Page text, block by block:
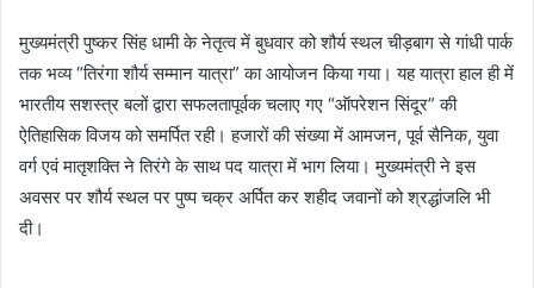
मुख्यमंत्री पुष्कर सिंह धामी के नेतृत्व में बुधवार को शौर्य स्थल चीड़बाग से गांधी पार्क
तक भव्य “तिरंगा शौर्य सम्मान यात्रा” का आयोजन किया गया। यह यात्रा हाल ही में
भारतीय सशस्त्र बलों द्वारा सफलतापूर्वक चलाए गए “ऑपरेशन सिंदूर” की
ऐतिहासिक विजय को समर्पित रही। हजारों की संख्या में आमजन, पूर्व सैनिक, युवा
वर्ग एवं मातृशक्ति ने तिरंगे के साथ पद यात्रा में भाग लिया। मुख्यमंत्री ने इस
अवसर पर शौर्य स्थल पर पुष्प चक्र अर्पित कर शहीद जवानों को श्रद्धांजलि भी
दी।